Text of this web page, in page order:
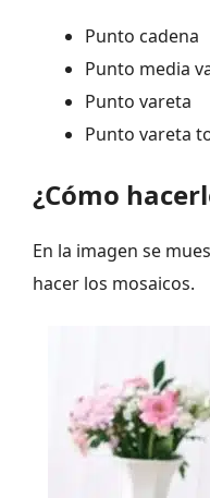
Punto cadena
Punto media
Punto vareta
Punto vareta
¿Cómo
En la imagen se
hacer los mosaicos.